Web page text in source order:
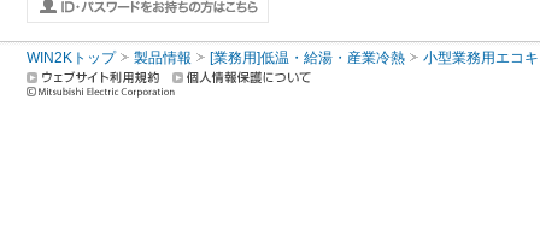
WIN2Kトップ 製品情報 [業務用]低温・給湯・産業冷熱 小型業務用エコ